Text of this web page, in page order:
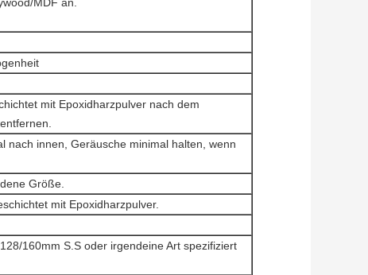
MDF an.
mit Epoxidharzpulver nach dem
nach innen, Geräusche minimal halten, wenn
Größe.
mit Epoxidharzpulver.
160mm S.S oder irgendeine Art spezifiziert